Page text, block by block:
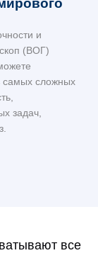
и
(ВОГ)
самых сложных
задач,
все